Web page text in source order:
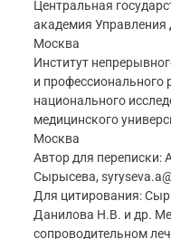
Центральная
академия
Москва
Институт
и профессионального
национального
медицинского
Москва
Автор для переписки:
Сырысева,
Для цитирования:
Данилова Н.В. и др.
сопроводительном